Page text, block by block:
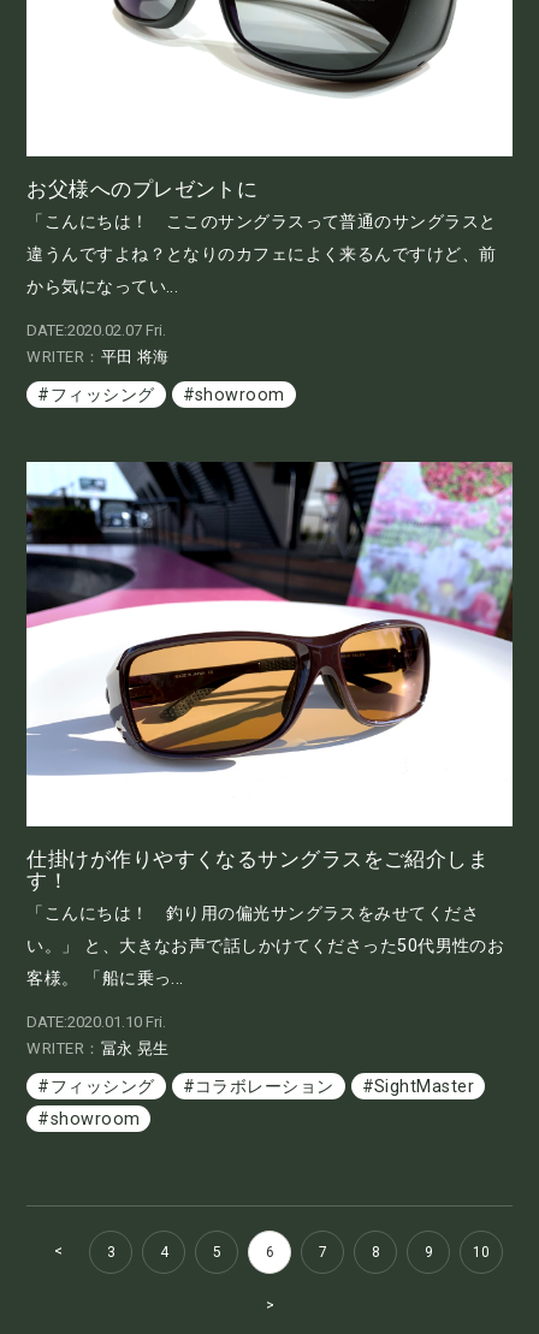
お父様へのプレゼントに
「こんにちは！ ここのサングラスって普通のサングラスと
違うんですよね？となりのカフェによく来るんですけど、前
から気になってい...
DATE:2020.02.07 Fri.
WRITER： 平田 将海
#フィッシング #showroom
仕掛けが作りやすくなるサングラスをご紹介しま
す！
「こんにちは！ 釣り用の偏光サングラスをみせてくださ
い。」 と、大きなお声で話しかけてくださった50代男性のお
客様。 「船に乗っ...
DATE:2020.01.10 Fri.
WRITER： 冨永 晃生
#フィッシング #コラボレーション
#SightMaster
#showroom
< 3 4 5 6 7 8 9 10
>